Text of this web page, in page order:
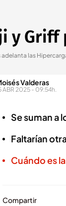
y Griff
adelanta las
Valderas
ABR 2025 - 09:54h.
Se suman a
Faltarían
Cuándo es
Compartir